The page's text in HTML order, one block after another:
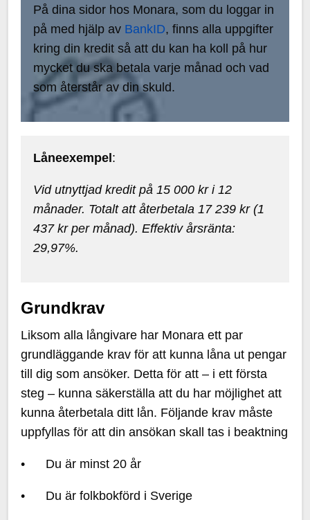
På dina sidor hos Monara, som du loggar in
på med hjälp av BankID, finns alla uppgifter
kring din kredit så att du kan ha koll på hur
mycket du ska betala varje månad och vad
som återstår av din skuld.
Låneexempel :
Vid utnyttjad kredit på 15 000 kr i 12
månader. Totalt att återbetala 17 239 kr (1
437 kr per månad). Effektiv årsränta:
29,97%.
Grundkrav
Liksom alla långivare har Monara ett par
grundläggande krav för att kunna låna ut pengar
till dig som ansöker. Detta för att – i ett första
steg – kunna säkerställa att du har möjlighet att
kunna återbetala ditt lån. Följande krav måste
uppfyllas för att din ansökan skall tas i beaktning
• Du är minst 20 år
• Du är folkbokförd i Sverige